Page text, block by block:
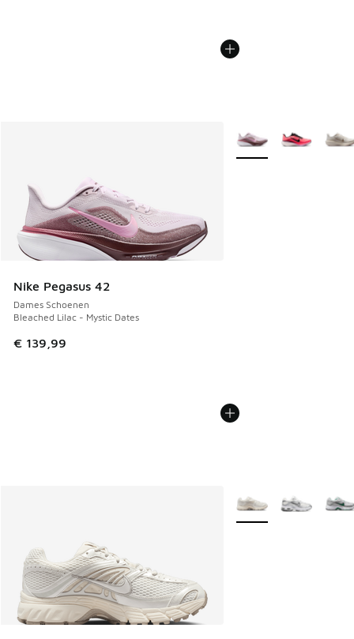
Nike Pegasus 42
Dames Schoenen
Bleached Lilac - Mystic Dates
€ 139,99
Meer kleuren
Meer kleuren